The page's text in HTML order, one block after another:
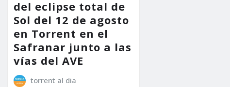
del eclipse total de
Sol del 12 de agosto
en Torrent en el
Safranar junto a las
vías del AVE
torrent al dia